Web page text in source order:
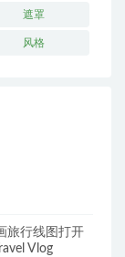
遮罩
风格
旅行线图打开
Vlog